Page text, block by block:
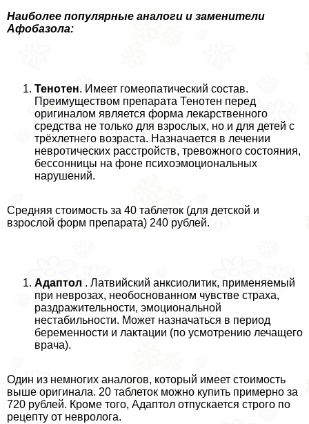
Наиболее популярные аналоги и заменители
Афобазола:
Тенотен. Имеет гомеопатический состав.
Преимуществом препарата Тенотен перед
оригиналом является форма лекарственного
средства не только для взрослых, но и для детей с
трёхлетнего возраста. Назначается в лечении
невротических расстройств, тревожного состояния,
бессонницы на фоне психоэмоциональных
нарушений.
Средняя стоимость за 40 таблеток (для детской и
взрослой форм препарата) 240 рублей.
Адаптол . Латвийский анксиолитик, применяемый
при неврозах, необоснованном чувстве стpaxa,
раздражительности, эмоциональной
нестабильности. Может назначаться в период
беременности и лактации (по усмотрению лечащего
врача).
Один из немногих аналогов, который имеет стоимость
выше оригинала. 20 таблеток можно купить примерно за
720 рублей. Кроме того, Адаптол отпускается строго по
рецепту от невролога.